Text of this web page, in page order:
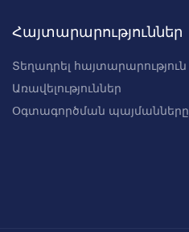
Հայտարարություններ
Տեղադրել հայտարարություն
Առավելություններ
Օգտագործման պայմանները